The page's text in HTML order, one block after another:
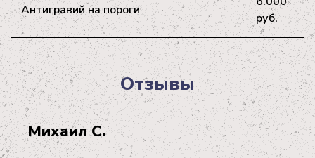
Антигравий на пороги
руб.
Отзывы
Михаил С.